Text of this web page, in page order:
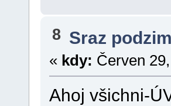
8 Sraz
« kdy: Červen
Ahoj všichni-